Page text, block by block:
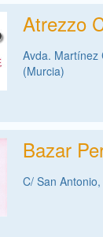
Atrezzo
Avda. Martínez
(Murcia)
Bazar
C/ San